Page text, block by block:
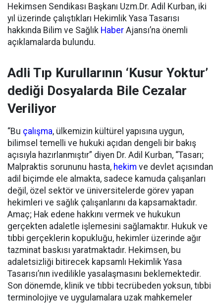
Hekimsen Sendikası Başkanı Uzm.Dr. Adil Kurban, iki
yıl üzerinde çalıştıkları Hekimlik Yasa Tasarısı
hakkında Bilim ve Sağlık Haber Ajansı’na önemli
açıklamalarda bulundu.
Adli Tıp Kurullarının ‘Kusur Yoktur’
dediği Dosyalarda Bile Cezalar
Veriliyor
“Bu çalışma, ülkemizin kültürel yapısına uygun,
bilimsel temelli ve hukuki açıdan dengeli bir bakış
açısıyla hazırlanmıştır” diyen Dr. Adil Kurban, “Tasarı;
Malpraktis sorununu hasta, hekim ve devlet açısından
adil biçimde ele almakta, sadece kamuda çalışanları
değil, özel sektör ve üniversitelerde görev yapan
hekimleri ve sağlık çalışanlarını da kapsamaktadır.
Amaç; Hak edene hakkını vermek ve hukukun
gerçekten adaletle işlemesini sağlamaktır. Hukuk ve
tıbbi gerçeklerin kopukluğu, hekimler üzerinde ağır
tazminat baskısı yaratmaktadır. Hekimsen, bu
adaletsizliği bitirecek kapsamlı Hekimlik Yasa
Tasarısı’nın ivedilikle yasalaşmasını beklemektedir.
Son dönemde, klinik ve tıbbi tecrübeden yoksun, tıbbi
terminolojiye ve uygulamalara uzak mahkemeler